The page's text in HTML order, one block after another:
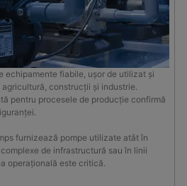
echipamente fiabile, ușor de utilizat și
construcții și industrie.
pentru procesele de producție confirmă
furnizează pompe utilizate atât în
de infrastructură sau în linii
operațională este critică.